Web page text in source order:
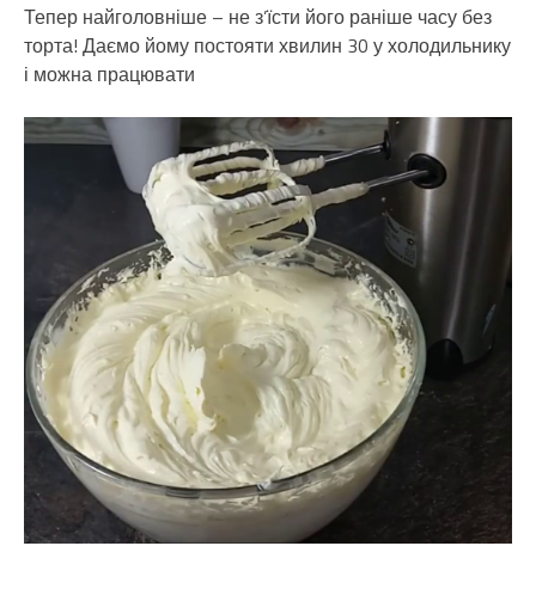
Тепер найголовніше – не з’їсти його раніше часу без
торта! Даємо йому постояти хвилин 30 у холодильнику
і можна працювати